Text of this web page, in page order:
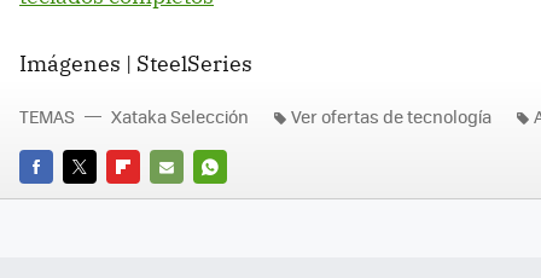
Imágenes | SteelSeries
FACEBOOK
TWITTERFLIPBOARD
E-
WHATSAPP
TEMAS Xataka Selección Ver ofertas de tecnología